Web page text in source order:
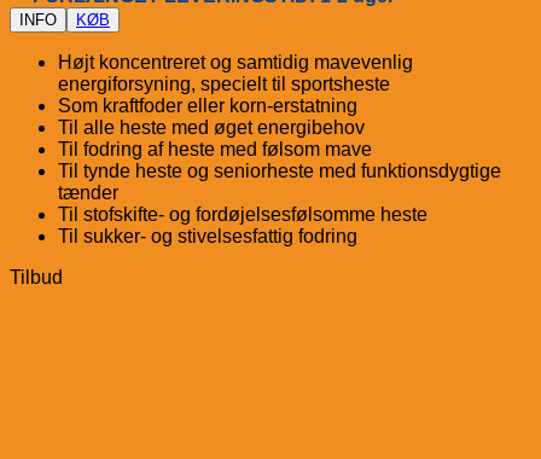
INFO KØB
Højt koncentreret og samtidig mavevenlig
energiforsyning, specielt til sportsheste
Som kraftfoder eller korn-erstatning
Til alle heste med øget energibehov
Til fodring af heste med følsom mave
Til tynde heste og seniorheste med funktionsdygtige
tænder
Til stofskifte- og fordøjelsesfølsomme heste
Til sukker- og stivelsesfattig fodring
Tilbud